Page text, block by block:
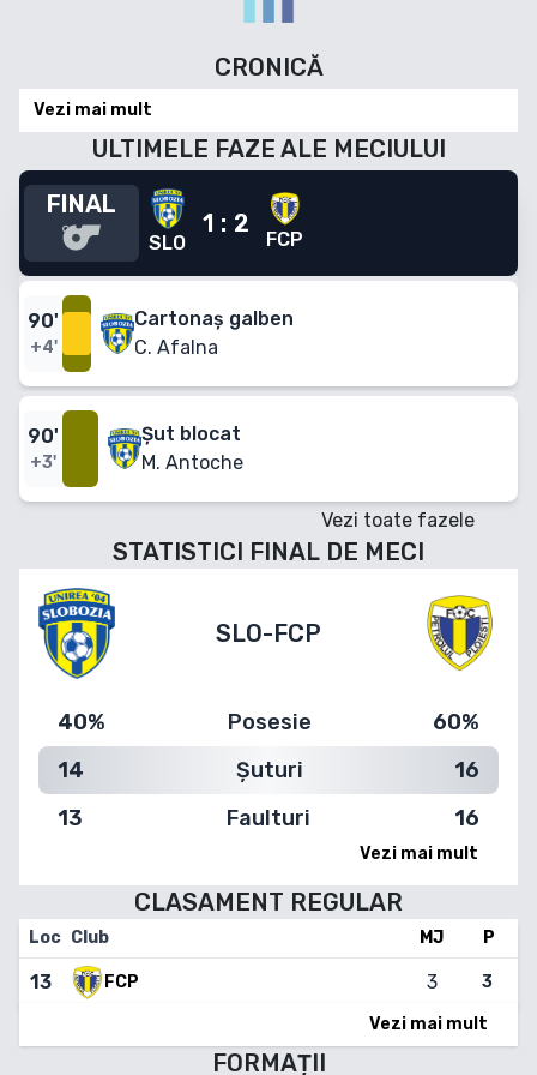
CRONICĂ
Vezi mai mult
ULTIMELE FAZE ALE MECIULUI
FINAL
SLO
1 : 2
FCP
90'
+4'
Cartonaș galben
C. Afalna
90'
+3'
Șut blocat
M. Antoche
Vezi toate fazele
STATISTICI FINAL DE MECI
SLO-FCP
40% Posesie
60%
14
Șuturi
16
13
Faulturi 16
Vezi mai mult
CLASAMENT REGULAR
Loc Club MJ P
13 FCP 3 3
Vezi mai mult
FORMAȚII